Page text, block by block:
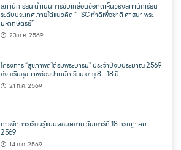
สภานักเรียน ดำเนินการขับเคลื่อนข้อคิดเห็นของสภานักเรียน
ระดับประเทศ ภายใต้แนวคิด “TSC ทำดีเพื่อชาติ ศาสนา พระ
มหากษัตริย์”
23 ก.ค. 2569
โครงการ “สุขภาพดีใต้ร่มพระบารมี” ประจำปีงบประมาณ 2569
ส่งเสริมสุขภาพช่องปากนักเรียน อายุ 8 – 18 ปี
21 ก.ค. 2569
การจัดการเรียนรู้แบบผสมผสาน วันเสาร์ที่ 18 กรกฎาคม
2569
14 ก.ค. 2569